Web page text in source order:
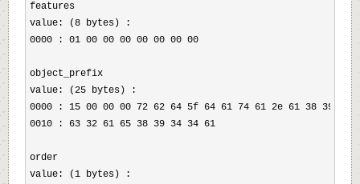
features
value: (8 bytes) :
0000 : 01 00 00 00 00 00 00 00
:
object_prefix
value: (25 bytes) :
0000 : 15 00 00 00 72 62 64 5f 64 61 74 61 2e 61 38 39
:
0010 : 63 32 61 65 38 39 34 34 61
:
order
value: (1 bytes) :